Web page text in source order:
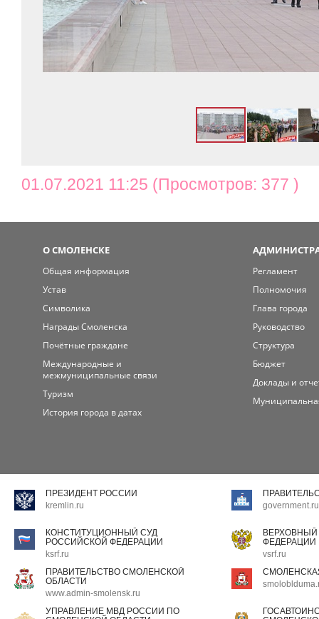
01.07.2021 11:25 (Просмотров: 377 )
О СМОЛЕНСКЕ
Общая информация
Устав
Символика
Награды Смоленска
Почётные граждане
Международные и
межмуниципальные связи
Туризм
История города в датах
Регламент
Полномочия
Глава города
Руководство
Структура
Бюджет
Доклады и
ПРЕЗИДЕНТ РОССИИ
kremlin.ru
government.ru
КОНСТИТУЦИОННЫЙ СУД
РОССИЙСКОЙ ФЕДЕРАЦИИ
ksrf.ru
ФЕДЕРАЦИИ
vsrf.ru
ПРАВИТЕЛЬСТВО СМОЛЕНСКОЙ
ОБЛАСТИ
www.admin-smolensk.ru
УПРАВЛЕНИЕ МВД РОССИИ ПО